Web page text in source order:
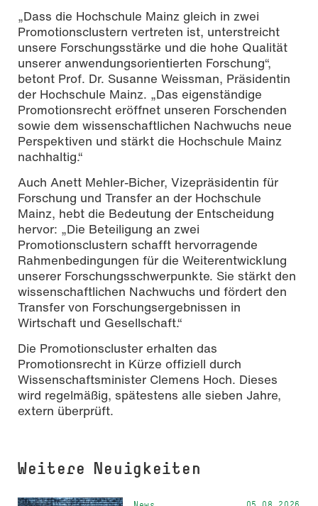
„Dass die Hochschule Mainz gleich in zwei
Promotionsclustern vertreten ist, unterstreicht
unsere Forschungsstärke und die hohe Qualität
unserer anwendungsorientierten Forschung“,
betont Prof. Dr. Susanne Weissman, Präsidentin
der Hochschule Mainz. „Das eigenständige
Promotionsrecht eröffnet unseren Forschenden
sowie dem wissenschaftlichen Nachwuchs neue
Perspektiven und stärkt die Hochschule Mainz
nachhaltig.“
Auch Anett Mehler-Bicher, Vizepräsidentin für
Forschung und Transfer an der Hochschule
Mainz, hebt die Bedeutung der Entscheidung
hervor: „Die Beteiligung an zwei
Promotionsclustern schafft hervorragende
Rahmenbedingungen für die Weiterentwicklung
unserer Forschungsschwerpunkte. Sie stärkt den
wissenschaftlichen Nachwuchs und fördert den
Transfer von Forschungsergebnissen in
Wirtschaft und Gesellschaft.“
Die Promotionscluster erhalten das
Promotionsrecht in Kürze offiziell durch
Wissenschaftsminister Clemens Hoch. Dieses
wird regelmäßig, spätestens alle sieben Jahre,
extern überprüft.
Weitere Neuigkeiten